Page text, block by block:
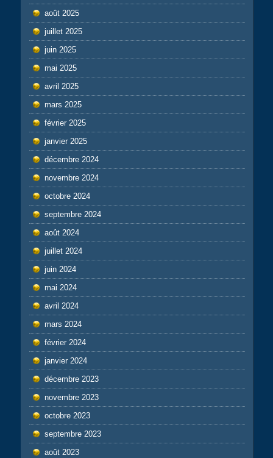
août 2025
juillet 2025
juin 2025
mai 2025
avril 2025
mars 2025
février 2025
janvier 2025
décembre 2024
novembre 2024
octobre 2024
septembre 2024
août 2024
juillet 2024
juin 2024
mai 2024
avril 2024
mars 2024
février 2024
janvier 2024
décembre 2023
novembre 2023
octobre 2023
septembre 2023
août 2023